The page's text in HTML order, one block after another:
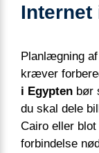
Internet
Planlægning
kræver
i Egypten bør
du skal dele
Cairo eller
forbindelse